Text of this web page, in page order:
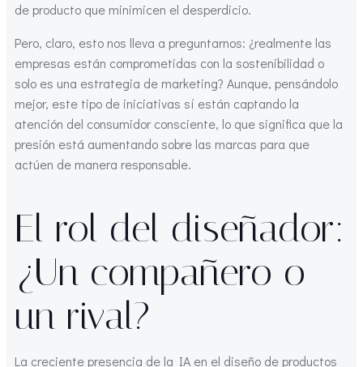
de producto que minimicen el desperdicio.
Pero, claro, esto nos lleva a preguntarnos: ¿realmente las
empresas están comprometidas con la sostenibilidad o
solo es una estrategia de marketing? Aunque, pensándolo
mejor, este tipo de iniciativas sí están captando la
atención del consumidor consciente, lo que significa que la
presión está aumentando sobre las marcas para que
actúen de manera responsable.
El rol del diseñador:
¿Un compañero o
un rival?
La creciente presencia de la IA en el diseño de productos